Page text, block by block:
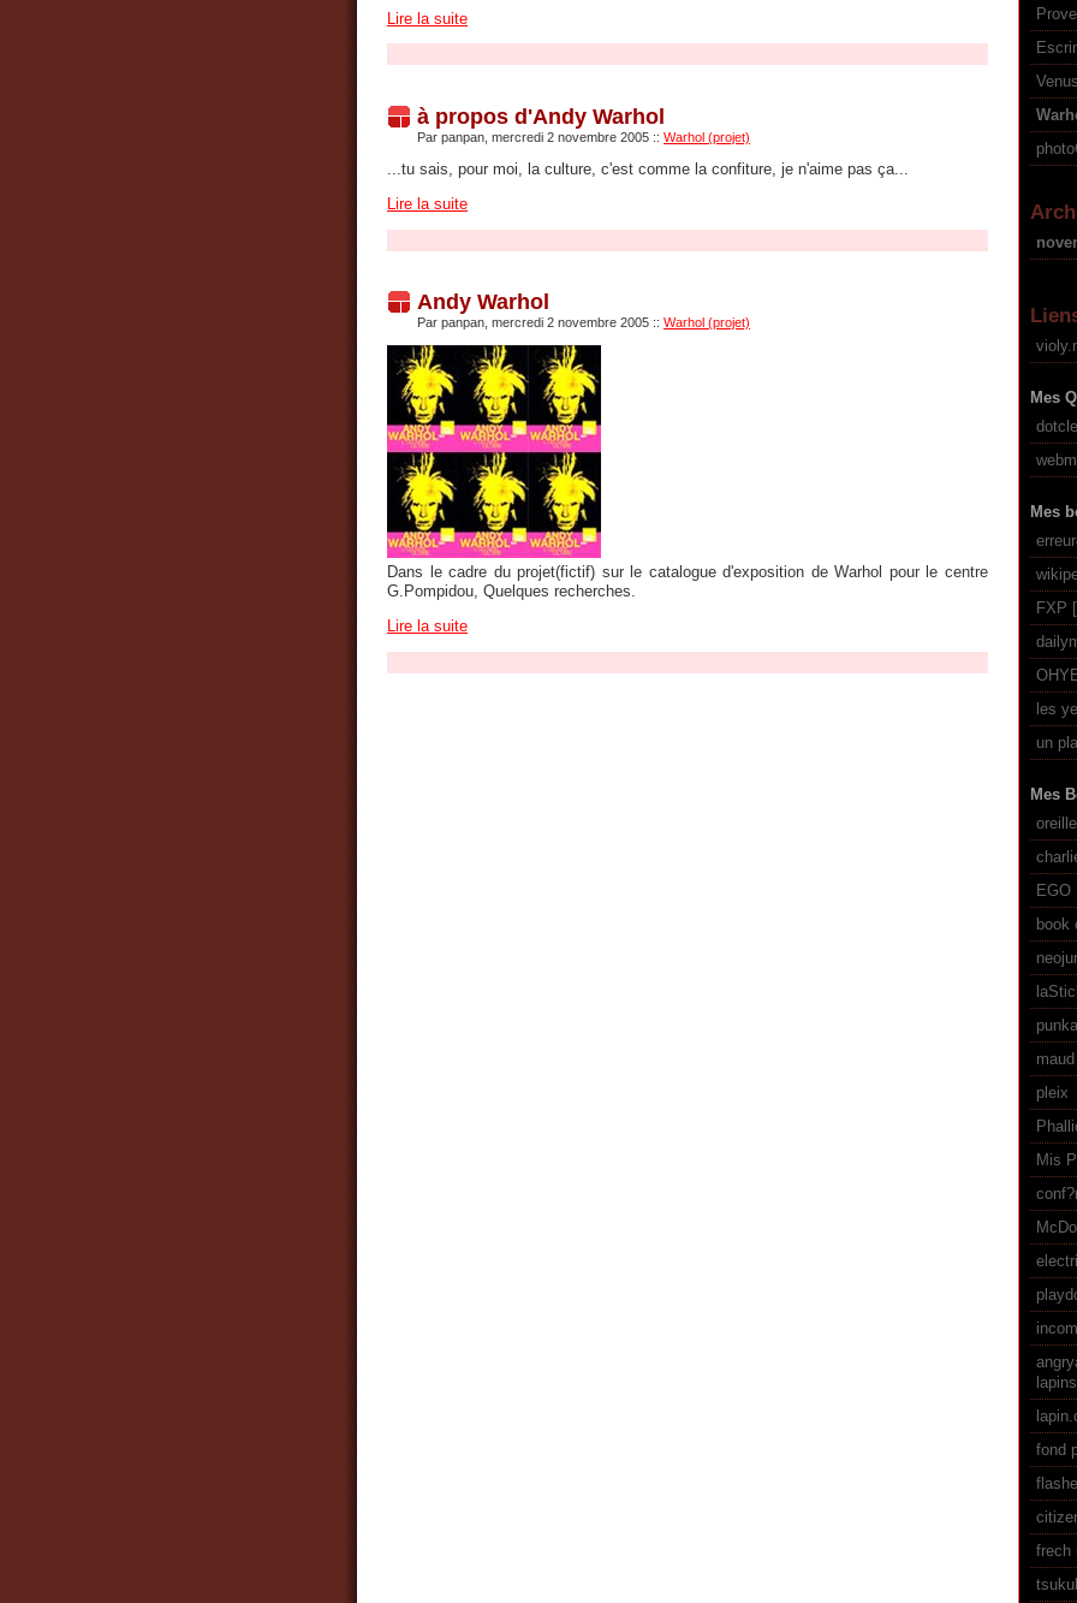
Lire la suite
à propos d'Andy Warhol
Par panpan, mercredi 2 novembre 2005 :: Warhol (projet)
...tu sais, pour moi, la culture, c'est comme la confiture, je n'aime pas ça...
Lire la suite
Andy Warhol
Par panpan, mercredi 2 novembre 2005 :: Warhol (projet)
Dans le cadre du projet(fictif) sur le catalogue d'exposition de Warhol pour le centre
G.Pompidou, Quelques recherches.
Lire la suite
Mes
Mes
FXP
les
un
Mes
EGO
book
pleix
Mis
fond
frech